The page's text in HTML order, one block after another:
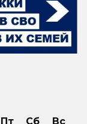
Пт Сб
Вс